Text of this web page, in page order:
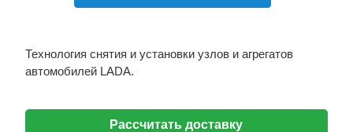
Технология снятия и установки узлов и агрегатов
автомобилей LADA.
Рассчитать доставку